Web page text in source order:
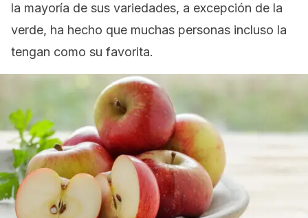
la mayoría de sus variedades, a excepción de la
verde, ha hecho que muchas personas incluso la
tengan como su favorita.